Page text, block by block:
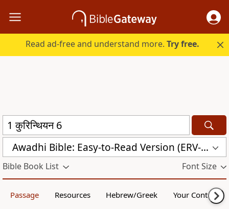
Read ad-free and understand more.Try free.
Awadhi Bible: Easy-to-Read Version (ERV-AWA)
Bible Book List Font Size
Passage Resources Hebrew/Greek Your Content